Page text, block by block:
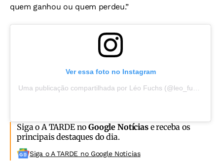
quem ganhou ou quem perdeu.”
Ver essa foto no Instagram
Siga o A TARDE noGoogle Notíciase receba os
principais destaques do dia.
Siga o A TARDE no Google Noticias